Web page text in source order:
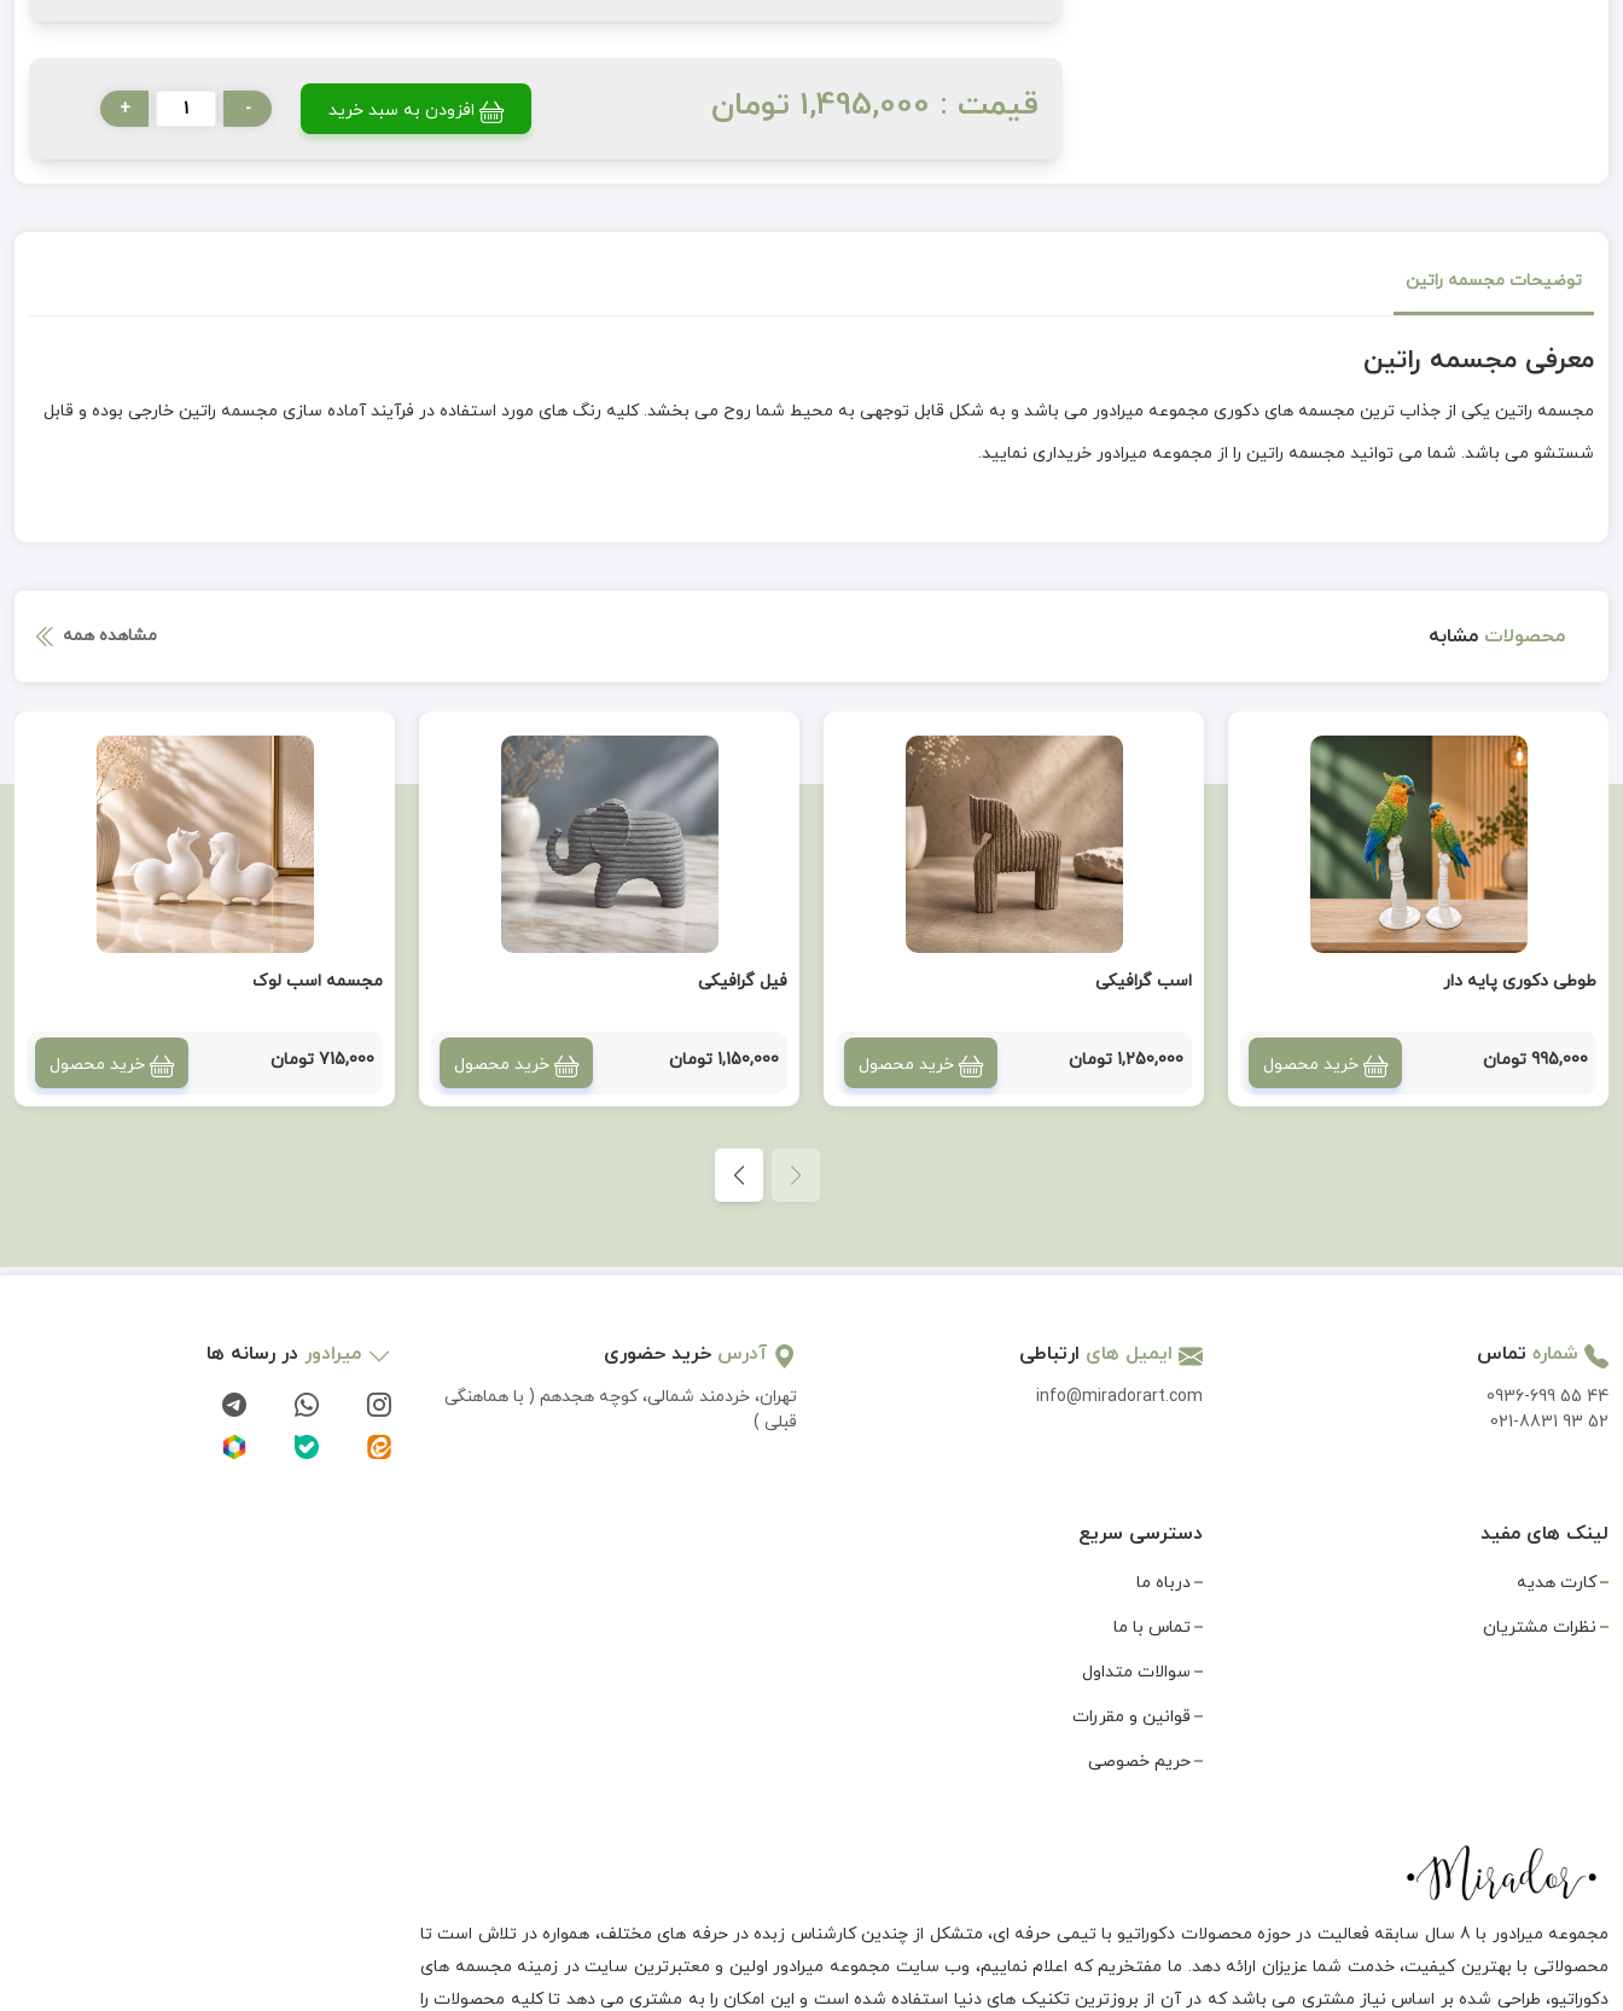
قیمت : 1,495,000 تومان افزودن به سبد خرید -
+
توضیحات مجسمه راتین
معرفی مجسمه راتین
مجسمه راتین یکی از جذاب ترین مجسمه های دکوری مجموعه میرادور می باشد و به شکل قابل توجهی به محیط شما روح می بخشد. کلیه رنگ های مورد استفاده در فرآیند آماده سازی مجسمه راتین خارجی بوده و قابل
شستشو می باشد. شما می توانید مجسمه راتین را از مجموعه میرادور خریداری نمایید.
محصولات مشابه مشاهده همه
طوطی دکوری پایه دار
995,000 تومان خرید محصول
اسب گرافیکی
1,250,000 تومان خرید محصول
فیل گرافیکی
1,150,000 تومان خرید محصول
مجسمه اسب لوک
715,000 تومان خرید محصول
شماره تماس
0936-699 55 44
021-8831 93 52
ایمیل های ارتباطی
info@miradorart.com
آدرس خرید حضوری
تهران، خردمند شمالی، کوچه هجدهم ( با هماهنگی
قبلی )
میرادور در رسانه ها
لینک های مفید
کارت هدیه
نظرات مشتریان
دسترسی سریع
درباه ما
تماس با ما
سوالات متداول
قوانین و مقررات
حریم خصوصی
مجموعه میرادور با 8 سال سابقه فعالیت در حوزه محصولات دکوراتیو با تیمی حرفه ای، متشکل از چندین کارشناس زبده در حرفه های مختلف، همواره در تلاش است تا
محصولاتی با بهترین کیفیت، خدمت شما عزیزان ارائه دهد. ما مفتخریم که اعلام نماییم، وب سایت مجموعه میرادور اولین و معتبرترین سایت در زمینه مجسمه های
دکوراتیو، طراحی شده بر اساس نیاز مشتری می باشد که در آن از بروزترین تکنیک های دنیا استفاده شده است و این امکان را به مشتری می دهد تا کلیه محصولات را